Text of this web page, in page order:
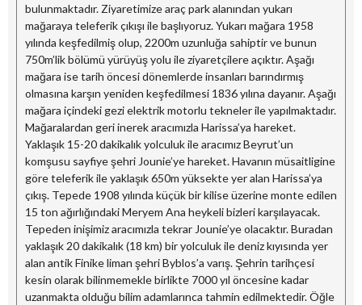
bulunmaktadır. Ziyaretimize araç park alanından yukarı
mağaraya teleferik çıkışı ile başlıyoruz. Yukarı mağara 1958
yılında keşfedilmiş olup, 2200m uzunluğa sahiptir ve bunun
750m’lik bölümü yürüyüş yolu ile ziyaretçilere açıktır. Aşağı
mağara ise tarih öncesi dönemlerde insanları barındırmış
olmasına karşın yeniden keşfedilmesi 1836 yılına dayanır. Aşağı
mağara içindeki gezi elektrik motorlu tekneler ile yapılmaktadır.
Mağaralardan geri inerek aracımızla Harissa’ya hareket.
Yaklaşık 15-20 dakikalık yolculuk ile aracımız Beyrut’un
komşusu sayfiye şehri Jounie’ye hareket. Havanın müsaitligine
göre teleferik ile yaklaşık 650m yüksekte yer alan Harissa’ya
çıkış. Tepede 1908 yılında küçük bir kilise üzerine monte edilen
15 ton ağırlığındaki Meryem Ana heykeli bizleri karşılayacak.
Tepeden inişimiz aracımızla tekrar Jounie’ye olacaktır. Buradan
yaklaşık 20 dakikalık (18 km) bir yolculuk ile deniz kıyısında yer
alan antik Finike liman şehri Byblos’a varış. Şehrin tarihçesi
kesin olarak bilinmemekle birlikte 7000 yıl öncesine kadar
uzanmakta olduğu bilim adamlarınca tahmin edilmektedir. Öğle